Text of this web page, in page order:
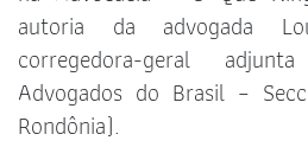
autoria da advogada
corregedora-geral
Advogados do Brasil –
Rondônia).